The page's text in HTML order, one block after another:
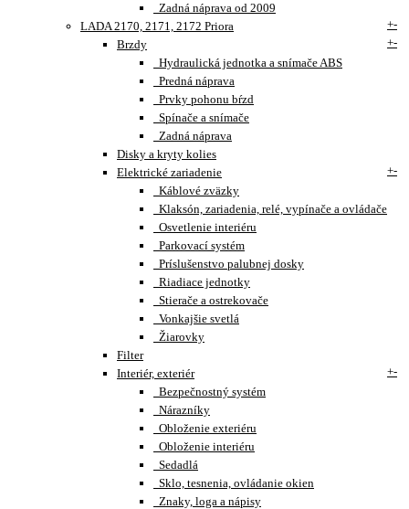
Zadná náprava od 2009
LADA 2170, 2171, 2172 Priora
+-
Brzdy
+-
Hydraulická jednotka a snímače ABS
Predná náprava
Prvky pohonu bŕzd
Spínače a snímače
Zadná náprava
Disky a kryty kolies
Elektrické zariadenie
+-
Káblové zväzky
Klaksón, zariadenia, relé, vypínače a ovládače
Osvetlenie interiéru
Parkovací systém
Príslušenstvo palubnej dosky
Riadiace jednotky
Stierače a ostrekovače
Vonkajšie svetlá
Žiarovky
Filter
Interiér, exteriér
+-
Bezpečnostný systém
Nárazníky
Obloženie exteriéru
Obloženie interiéru
Sedadlá
Sklo, tesnenia, ovládanie okien
Znaky, loga a nápisy